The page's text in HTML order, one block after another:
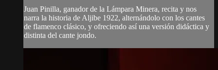
Juan Pinilla, ganador de la Lámpara Minera, recita y nos
narra la historia de Aljibe 1922, alternándolo con los cantes
de flamenco clásico, y ofreciendo así una versión didáctica y
distinta del cante jondo.